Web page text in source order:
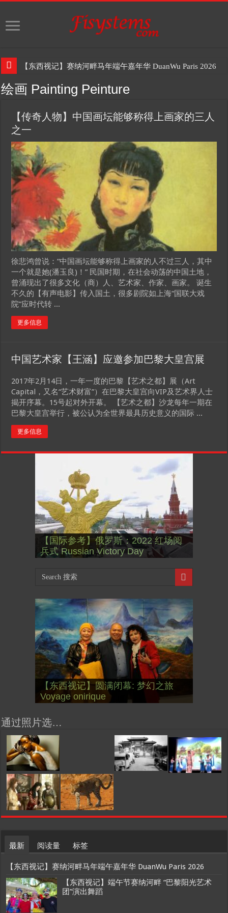
【东西视记】赛纳河畔马年端午嘉年华 DuanWu Paris 2026
绘画 Painting Peinture
【传奇人物】中国画坛能够称得上画家的三人
之一
徐悲鸿曾说：“中国画坛能够称得上画家的人不过三人，其中
一个就是她(潘玉良)！” 民国时期，在社会动荡的中国土地，
曾涌现出了很多文化（商）人、艺术家、作家、画家。 诞生
不久的【有声电影】传入国土，很多剧院如上海“国联大戏
院”应时代转 ...
更多信息
中国艺术家【王涵】应邀参加巴黎大皇宫展
2017年2月14日，一年一度的巴黎【艺术之都】展（Art
Capital，又名“艺术财富”）在巴黎大皇宫向VIP及艺术界人士
揭开序幕。15号起对外开幕。 【艺术之都】沙龙每年一期在
巴黎大皇宫举行，被公认为全世界最具历史意义的国际 ...
更多信息
【国际参考】俄罗斯：2022 红场阅
兵式 Russian Victory Day
【国际参考】”戏剧性“服装设计师
Thierry Mugler 蒂埃里.穆勒 去世, 享
年 73岁
【国际参考】海湖庄园: Xi & Trump
内幕 Mar-a-Lago leak
【东西视记】1937年的毕加索, 海明
威, 肯尼迪 1937 – La fin de
l’innocence (2/2)
【东西视记】1937年的毕加索, 海明
威, 肯尼迪 1937 – La fin de
l’innocence (1/2)
【东西视记】1961年4月12日 尤里·
加加林 成为第一“太空人”
【东西视记】圆满闭幕: 梦幻之旅
Voyage onirique
【东西视记】开幕：唐恽鉎 Michel
Tong, 梦幻之旅 Voyage onirique
【东西视记】展讯：唐恽鉎 Michel
Tong, 梦幻之旅 Voyage onirique
【跨年晚会】祝各位 佳年快乐
Bonne année 2023, Le feu d’artifice
de Paris
【一画一故事】唐恽鉎 Michel Tong
One Painting One Story
【一画一故事】林象元 Lin
XiangYuan One Painting One Story
【国际参考】芭蕾舞: 天鹅湖 乌克兰
大剧院版 Le lac des cygnes –
Opéra national d’Ukraine
【国际参考】巴黎政府举行“新年晚
会” Soirée musicale à la mairie du
13e le 8 Février
【国际参考】巴黎“艺术之都”展将于
2月12日揭幕 Art Capital s’ouvre le
12 Février
【东西视记】法国电影: “中国人占领
巴黎”，一种法国幽默与“预言” Les
chinois à Paris de J.Yanne
【东西视记】时装秀：巴黎时装界
的“顽童”与“不屈者” John Galliano le
surdoué de la mode
【东西视记】法国“复兴会”式【艺术
桥展】 Expo. que “RENAISSANCE”
aurait pu organiser
通过照片选…
最新 阅读量 标签
【东西视记】赛纳河畔马年端午嘉年华 DuanWu Paris 2026
【东西视记】端午节赛纳河畔 “巴黎阳光艺术
团”演出舞蹈